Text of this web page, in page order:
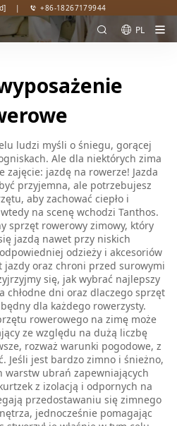
| +86-18267179944
PL
ludzi myśli o śniegu, gorącej
Ale dla niektórych zima
zajęcie: jazdę na rowerze! Jazda
przyjemna, ale potrzebujesz
aby zachować ciepło i
na scenę wchodzi Tanthos.
sprzęt rowerowy zimowy, który
jazdą nawet przy niskich
odzieży i akcesoriów
oraz chroni przed surowymi
się, jak wybrać najlepszy
chłodne dni oraz dlaczego sprzęt
dla każdego rowerzysty.
rowerowego na zimę może
ze względu na dużą liczbę
rozważ warunki pogodowe, z
Jeśli jest bardzo zimno i śnieżno,
warstw ubrań zapewniających
z izolacją i odpornych na
przedostawaniu się zimnego
jednocześnie pomagając